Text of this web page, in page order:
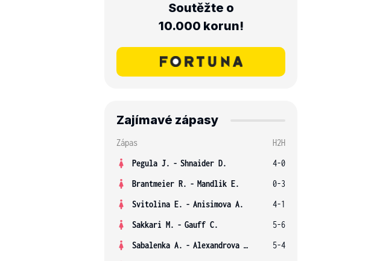
Soutěžte o
10.000 korun!
Zajímavé zápasy
Zápas
H2H
Pegula J. - Shnaider D.
4-0
Brantmeier R. - Mandlik E.
0-3
Svitolina E. - Anisimova A.
4-1
Sakkari M. - Gauff C.
5-6
Sabalenka A. - Alexandrova E.
5-4